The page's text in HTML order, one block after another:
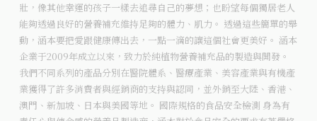
壯，像其他幸運的孩子一樣去追尋自己的夢想；也盼望每個獨居老人
能夠透過良好的營養補充維持足夠的體力、肌力。 透過這些簡單的舉
動，涵本要把愛跟健康傳出去，一點一滴的讓這個社會更美好。 涵本
企業于2009年成立以來，致力於純植物營養補充品的製造與開發。
我們不同系列的產品分別在醫院體系、醫療產業、美容產業與有機產
業獲得了許多消費者與經銷商的支持與認同，並外銷至大陸、香港、
澳門、新加坡、日本與美國等地。 國際規格的食品安全檢測 身為有